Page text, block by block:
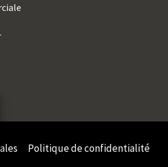
Politique de confidentialité